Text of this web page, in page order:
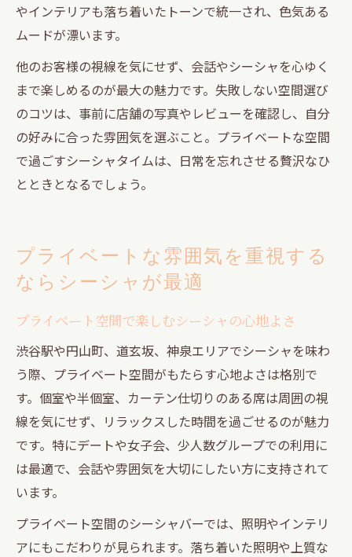
やインテリアも落ち着いたトーンで統一され、色気ある
ムードが漂います。
他のお客様の視線を気にせず、会話やシーシャを心ゆく
まで楽しめるのが最大の魅力です。失敗しない空間選び
のコツは、事前に店舗の写真やレビューを確認し、自分
の好みに合った雰囲気を選ぶこと。プライベートな空間
で過ごすシーシャタイムは、日常を忘れさせる贅沢なひ
とときとなるでしょう。
プライベートな雰囲気を重視する
ならシーシャが最適
プライベート空間で楽しむシーシャの心地よさ
渋谷駅や円山町、道玄坂、神泉エリアでシーシャを味わ
う際、プライベート空間がもたらす心地よさは格別で
す。個室や半個室、カーテン仕切りのある席は周囲の視
線を気にせず、リラックスした時間を過ごせるのが魅力
です。特にデートや女子会、少人数グループでの利用に
は最適で、会話や雰囲気を大切にしたい方に支持されて
います。
プライベート空間のシーシャバーでは、照明やインテリ
アにもこだわりが見られます。落ち着いた照明や上質な